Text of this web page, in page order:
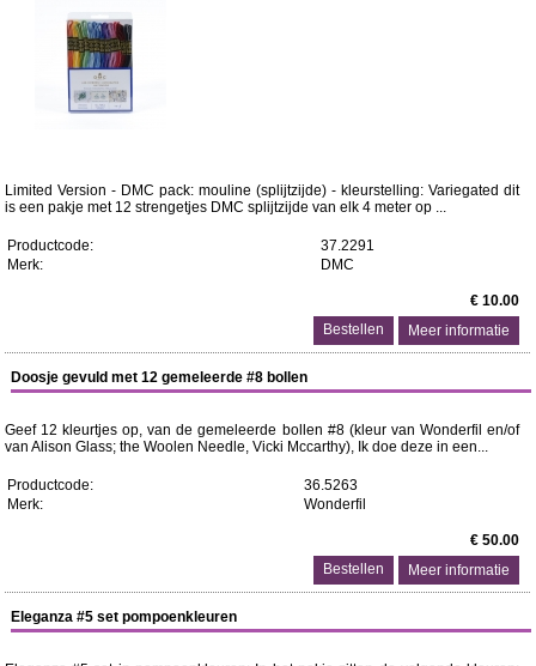
Limited Version - DMC pack: mouline (splijtzijde) - kleurstelling: Variegated dit
is een pakje met 12 strengetjes DMC splijtzijde van elk 4 meter op ...
Productcode:
37.2291
Merk:
DMC
€ 10.00
Meer informatie
Doosje gevuld met 12 gemeleerde #8 bollen
Geef 12 kleurtjes op, van de gemeleerde bollen #8 (kleur van Wonderfil en/of
van Alison Glass; the Woolen Needle, Vicki Mccarthy), Ik doe deze in een...
Productcode:
36.5263
Merk:
Wonderfil
€ 50.00
Meer informatie
Eleganza #5 set pompoenkleuren